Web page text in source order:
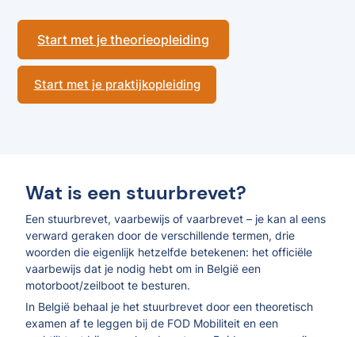
Start met je theorieopleiding
Start met je praktijkopleiding
Wat is een stuurbrevet?
Een stuurbrevet, vaarbewijs of vaarbrevet – je kan al eens
verward geraken door de verschillende termen, drie
woorden die eigenlijk hetzelfde betekenen: het officiële
vaarbewijs dat je nodig hebt om in België een
motorboot/zeilboot te besturen.
In België behaal je het stuurbrevet door een theoretisch
examen af te leggen bij de FOD Mobiliteit en een